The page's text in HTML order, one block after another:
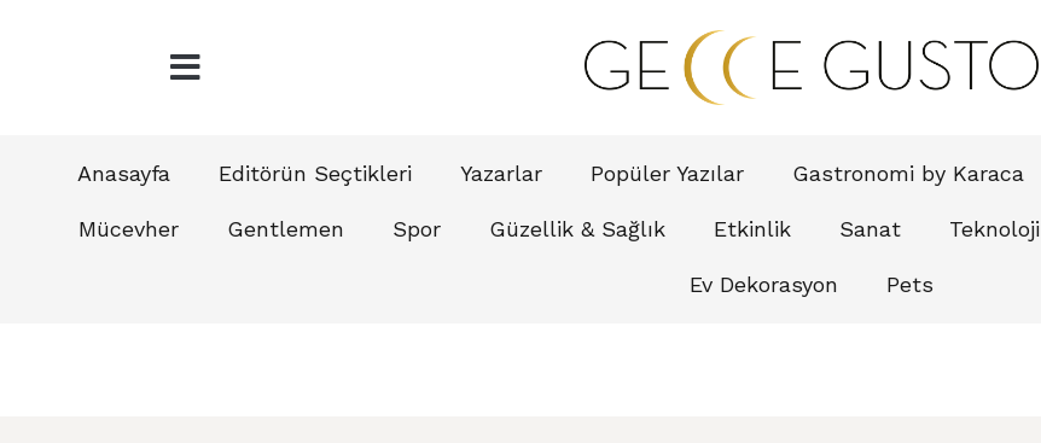
Anasayfa Editörün Seçtikleri Yazarlar Popüler Yazılar Gastronomi by Karaca
Mücevher Gentlemen Spor Güzellik & Sağlık Etkinlik Sanat Teknoloji
Ev Dekorasyon Pets